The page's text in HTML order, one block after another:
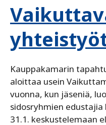
Kauppakamarin
aloittaa usein
vuonna, kun jäseniä,
sidosryhmien
31.1. keskustelemaan